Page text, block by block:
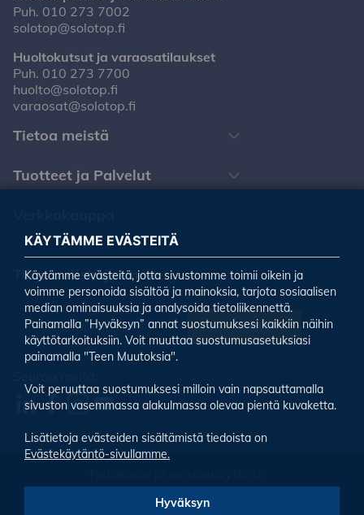
Puh. 010 273 7002
solotop@solotop.fi
Huoltokutsut ja varaosatilaukset
Puh. 010 273 7700
huolto@solotop.fi
varaosat@solotop.fi
Tietoa meistä
Tuotteet ja Palvelut
Tilaa uutiskirjeemme
Tilaa uutiskirje
Evästeiden asetukset
KÄYTÄMME EVÄSTEITÄ
Käytämme evästeitä, jotta sivustomme toimii oikein ja
voimme personoida sisältöä ja mainoksia, tarjota sosiaalisen
median ominaisuuksia ja analysoida tietoliikennettä.
Painamalla ”Hyväksyn” annat suostumuksesi kaikkiin näihin
käyttötarkoituksiin. Voit muuttaa suostumusasetuksiasi
painamalla "Teen Muutoksia".
Voit peruuttaa suostumuksesi milloin vain napsauttamalla
sivuston vasemmassa alakulmassa olevaa pientä kuvaketta.
Lisätietoja evästeiden sisältämistä tiedoista on
Evästekäytäntö-sivullamme.
Hyväksyn